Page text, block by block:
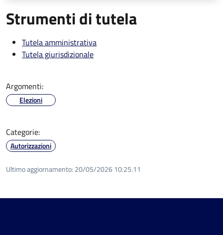
Strumenti di tutela
Tutela amministrativa
Tutela giurisdizionale
Argomenti:
Elezioni
Categorie:
Autorizzazioni
Ultimo aggiornamento: 20/05/2026 10:25.11